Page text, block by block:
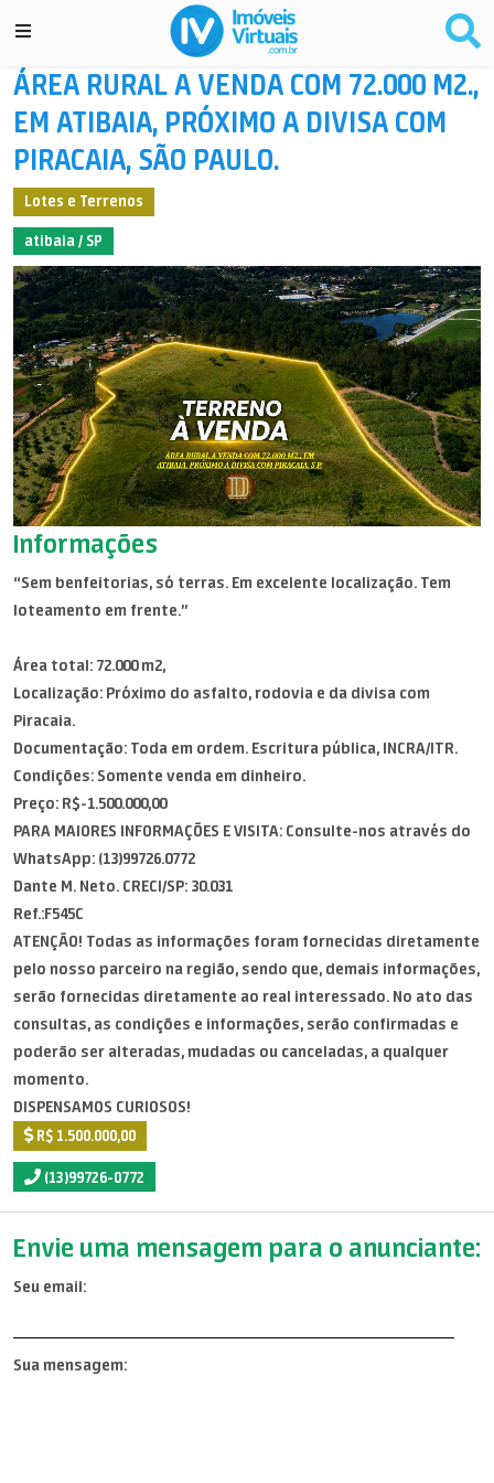
ÁREA RURAL A VENDA COM 72.000 M2.,
EM ATIBAIA, PRÓXIMO A DIVISA COM
PIRACAIA, SÃO PAULO.
Lotes e Terrenos
atibaia / SP
Informações
“Sem benfeitorias, só terras. Em excelente localização. Tem
loteamento em frente.”
Área total: 72.000 m2,
Localização: Próximo do asfalto, rodovia e da divisa com
Piracaia.
Documentação: Toda em ordem. Escritura pública, INCRA/ITR.
Condições: Somente venda em dinheiro.
Preço: R$-1.500.000,00
PARA MAIORES INFORMAÇÕES E VISITA: Consulte-nos através do
WhatsApp: (13)99726.0772
Dante M. Neto. CRECI/SP: 30.031
Ref.:F545C
ATENÇÃO! Todas as informações foram fornecidas diretamente
pelo nosso parceiro na região, sendo que, demais informações,
serão fornecidas diretamente ao real interessado. No ato das
consultas, as condições e informações, serão confirmadas e
poderão ser alteradas, mudadas ou canceladas, a qualquer
momento.
DISPENSAMOS CURIOSOS!
R$ 1.500.000,00
(13)99726-0772
Envie uma mensagem para o anunciante:
Seu email:
Sua mensagem: